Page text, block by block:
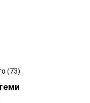
(73)